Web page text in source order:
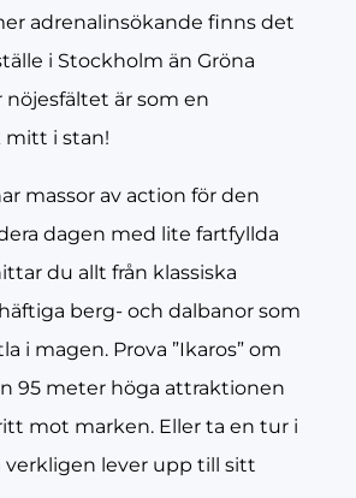
adrenalinsökande finns det
i Stockholm än Gröna
nöjesfältet är som en
mitt i stan!
massor av action för den
dagen med lite fartfyllda
du allt från klassiska
berg- och dalbanor som
i magen. Prova ”Ikaros” om
95 meter höga attraktionen
mot marken. Eller ta en tur i
verkligen lever upp till sitt